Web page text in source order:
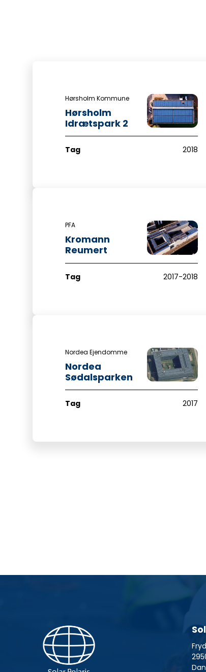
Hørsholm Kommune
Hørsholm
Idrætspark 2
Tag 2018
PFA
Kromann
Reumert
Tag 2017-2018
Nordea Ejendomme
Nordea
Sødalsparken
Tag 2017